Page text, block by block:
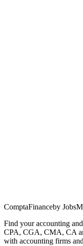
ComptaFinanceby
Find your accounting
CPA, CGA, CMA, CA
with accounting firms